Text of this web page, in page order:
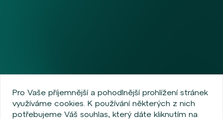
Pro Vaše příjemnější a pohodlnější prohlížení stránek
využíváme cookies. K používání některých z nich
potřebujeme Váš souhlas, který dáte kliknutím na